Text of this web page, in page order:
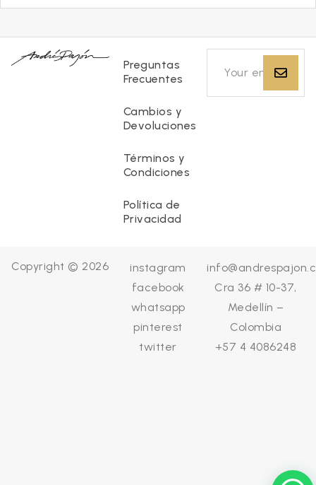
Preguntas
Frecuentes
Cambios y
Devoluciones
Términos y
Condiciones
Política de
Privacidad
Copyright © 2026
instagram
facebook
whatsapp
pinterest
twitter
Cra 36 # 10-37,
Medellín –
Colombia
+57 4 4086248